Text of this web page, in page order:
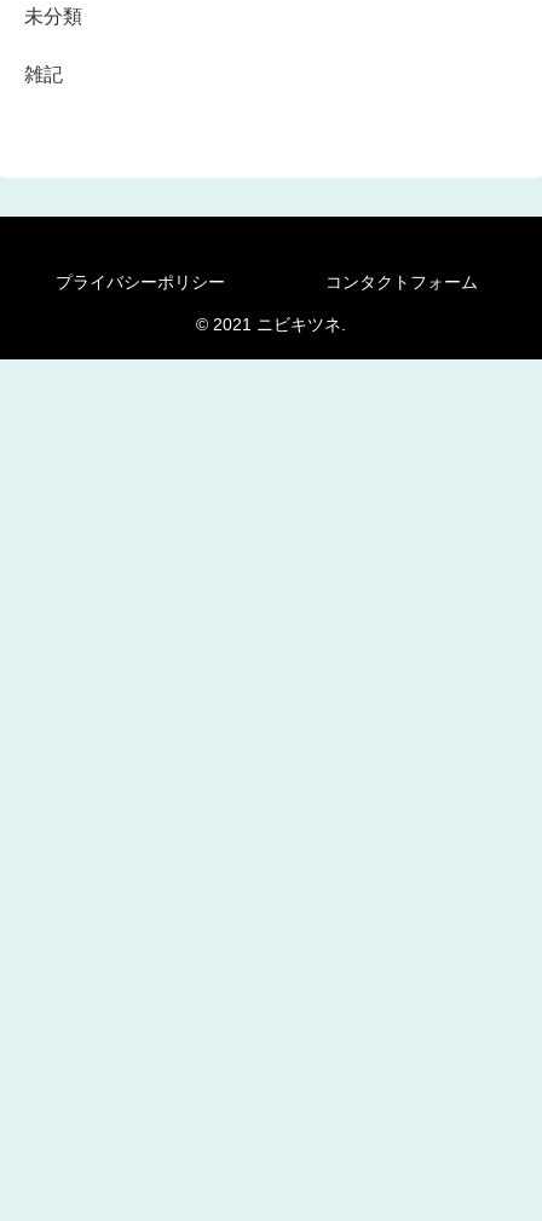
未分類
雑記
プライバシーポリシー コンタクトフォーム
© 2021 ニビキツネ.